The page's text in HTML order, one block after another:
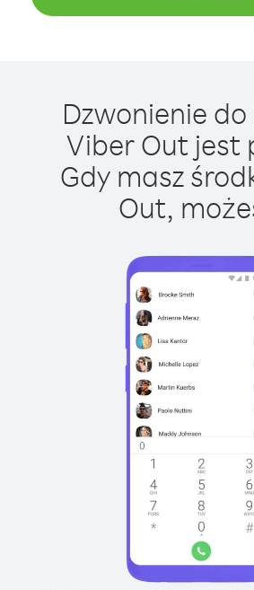
Dzwonienie
Viber Out jest
Gdy masz
Out,